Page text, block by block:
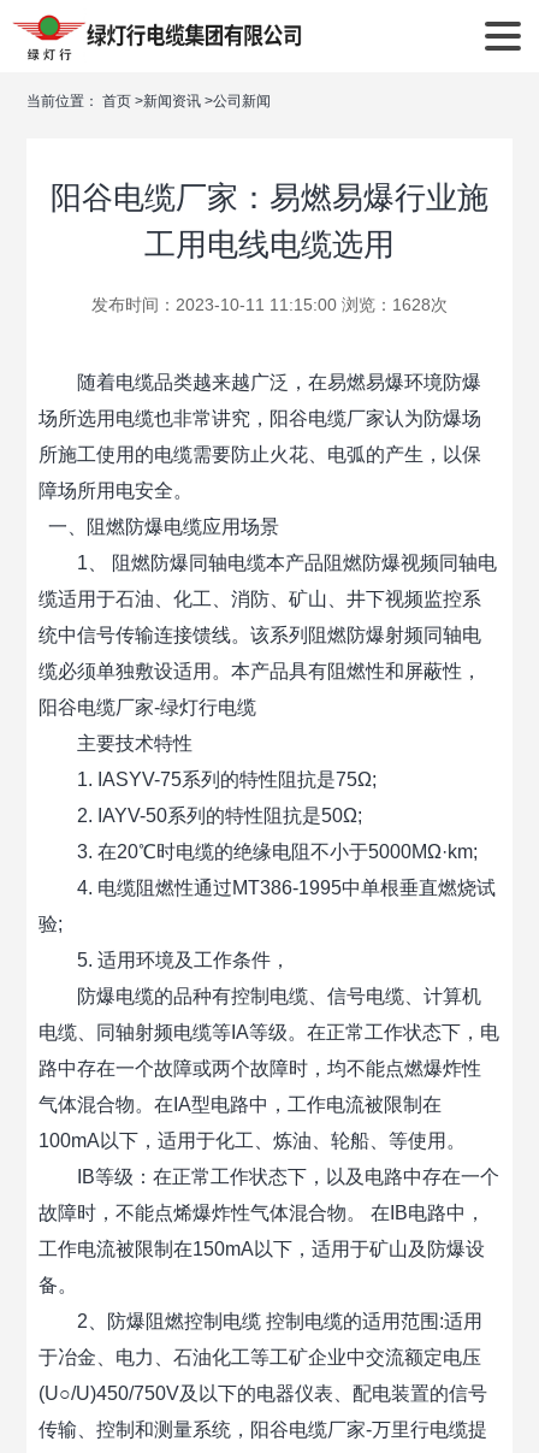
当前位置： 首页 >新闻资讯 >公司新闻
阳谷电缆厂家：易燃易爆行业施
工用电线电缆选用
发布时间：2023-10-11 11:15:00 浏览：1628次
随着电缆品类越来越广泛，在易燃易爆环境防爆
场所选用电缆也非常讲究，阳谷电缆厂家认为防爆场
所施工使用的电缆需要防止火花、电弧的产生，以保
障场所用电安全。
一、阻燃防爆电缆应用场景
1、 阻燃防爆同轴电缆本产品阻燃防爆视频同轴电
缆适用于石油、化工、消防、矿山、井下视频监控系
统中信号传输连接馈线。该系列阻燃防爆射频同轴电
缆必须单独敷设适用。本产品具有阻燃性和屏蔽性，
阳谷电缆厂家-绿灯行电缆
主要技术特性
1. IASYV-75系列的特性阻抗是75Ω;
2. IAYV-50系列的特性阻抗是50Ω;
3. 在20℃时电缆的绝缘电阻不小于5000MΩ·km;
4. 电缆阻燃性通过MT386-1995中单根垂直燃烧试
验;
5. 适用环境及工作条件，
防爆电缆的品种有控制电缆、信号电缆、计算机
电缆、同轴射频电缆等IA等级。在正常工作状态下，电
路中存在一个故障或两个故障时，均不能点燃爆炸性
气体混合物。在IA型电路中，工作电流被限制在
100mA以下，适用于化工、炼油、轮船、等使用。
IB等级：在正常工作状态下，以及电路中存在一个
故障时，不能点烯爆炸性气体混合物。 在IB电路中，
工作电流被限制在150mA以下，适用于矿山及防爆设
备。
2、防爆阻燃控制电缆 控制电缆的适用范围:适用
于冶金、电力、石油化工等工矿企业中交流额定电压
(U○/U)450/750V及以下的电器仪表、配电装置的信号
传输、控制和测量系统，阳谷电缆厂家-万里行电缆提